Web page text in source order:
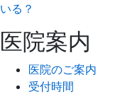
いる？
医院案内
医院のご案内
受付時間